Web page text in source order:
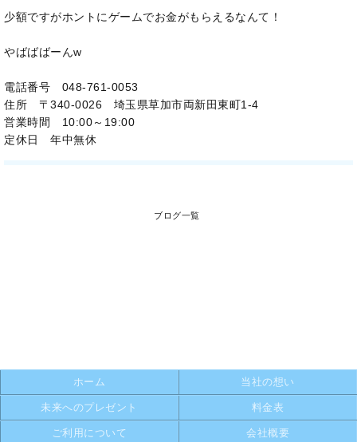
少額ですがホントにゲームでお金がもらえるなんて！
やばばばーんw
電話番号 048-761-0053
住所 〒340-0026 埼玉県草加市両新田東町1-4
営業時間 10:00～19:00
定休日 年中無休
ブログ一覧
ホーム 当社の想い
未来へのプレゼント 料金表
ご利用について 会社概要